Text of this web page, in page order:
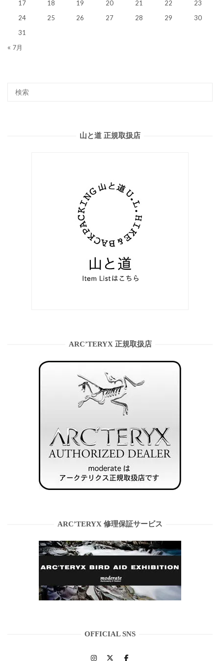
17 18 19 20 21 22
23
24
25 26 27 28 29
30
31
« 7月
山と道 正規取扱店
ARC’TERYX 正規取扱店
ARC’TERYX 修理保証サービス
OFFICIAL SNS